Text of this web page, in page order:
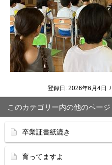
登録日: 2026年6月4日 /
このカテゴリー内の他のページ
卒業証書紙漉き
育ってますよ